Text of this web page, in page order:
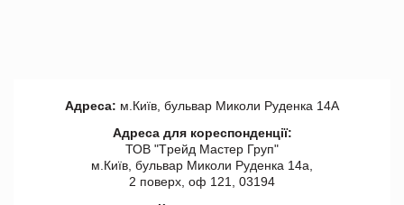
Адреса: м.Київ, бульвар Миколи Руденка 14А
Адреса для кореспонденції:
ТОВ "Tрейд Мастер Груп"
м.Київ, бульвар Миколи Руденка 14а,
2 поверх, оф 121, 03194